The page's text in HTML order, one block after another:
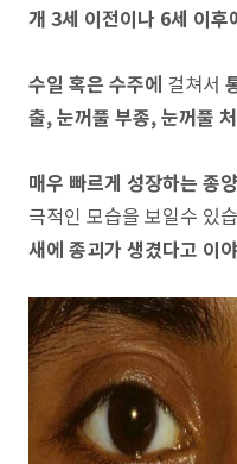
개 3세 이전이나 6세 이후
수일 혹은 수주에 걸쳐서
출, 눈꺼풀 부종, 눈꺼풀
매우 빠르게 성장하는 종양
극적인 모습을 보일수 있
새에 종괴가 생겼다고 이